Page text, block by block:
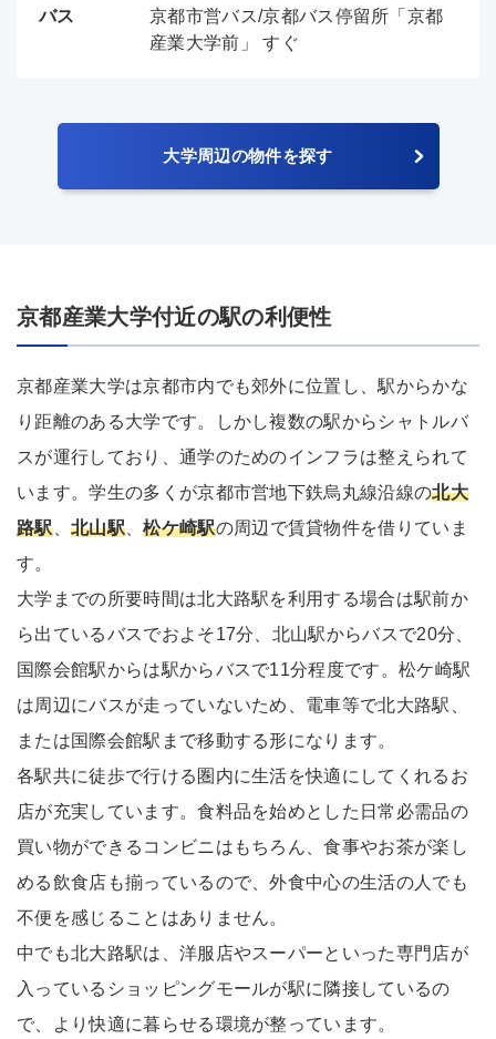
バス
京都市営バス/京都バス停留所「京都
産業大学前」 すぐ
大学周辺の物件を探す
京都産業大学付近の駅の利便性
京都産業大学は京都市内でも郊外に位置し、駅からかな
り距離のある大学です。しかし複数の駅からシャトルバ
スが運行しており、通学のためのインフラは整えられて
います。学生の多くが京都市営地下鉄烏丸線沿線の北大
路駅、 北山駅、松ケ崎駅の周辺で賃貸物件を借りていま
す。
大学までの所要時間は北大路駅を利用する場合は駅前か
ら出ているバスでおよそ17分、北山駅からバスで20分、
国際会館駅からは駅からバスで11分程度です。松ケ崎駅
は周辺にバスが走っていないため、電車等で北大路駅、
または国際会館駅まで移動する形になります。
各駅共に徒歩で行ける圏内に生活を快適にしてくれるお
店が充実しています。食料品を始めとした日常必需品の
買い物ができるコンビニはもちろん、食事やお茶が楽し
める飲食店も揃っているので、外食中心の生活の人でも
不便を感じることはありません。
中でも北大路駅は、洋服店やスーパーといった専門店が
入っているショッピングモールが駅に隣接しているの
で、より快適に暮らせる環境が整っています。